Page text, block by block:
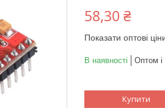
58,30 ₴
Показати оптові
В наявності Оптом і
Купити